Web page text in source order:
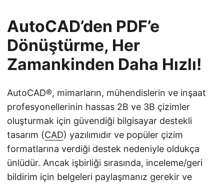
AutoCAD’den PDF’e
Dönüştürme, Her
Zamankinden Daha Hızlı!
AutoCAD®, mimarların, mühendislerin ve inşaat
profesyonellerinin hassas 2B ve 3B çizimler
oluşturmak için güvendiği bilgisayar destekli
tasarım (CAD) yazılımıdır ve popüler çizim
formatlarına verdiği destek nedeniyle oldukça
ünlüdür. Ancak işbirliği sırasında, inceleme/geri
bildirim için belgeleri paylaşmanız gerekir ve